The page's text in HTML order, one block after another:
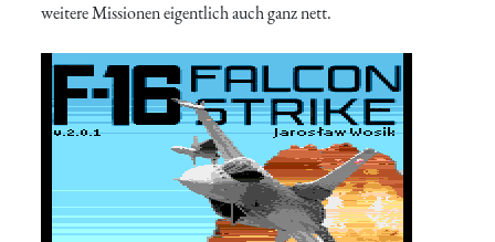
weitere Missionen eigentlich auch ganz nett.